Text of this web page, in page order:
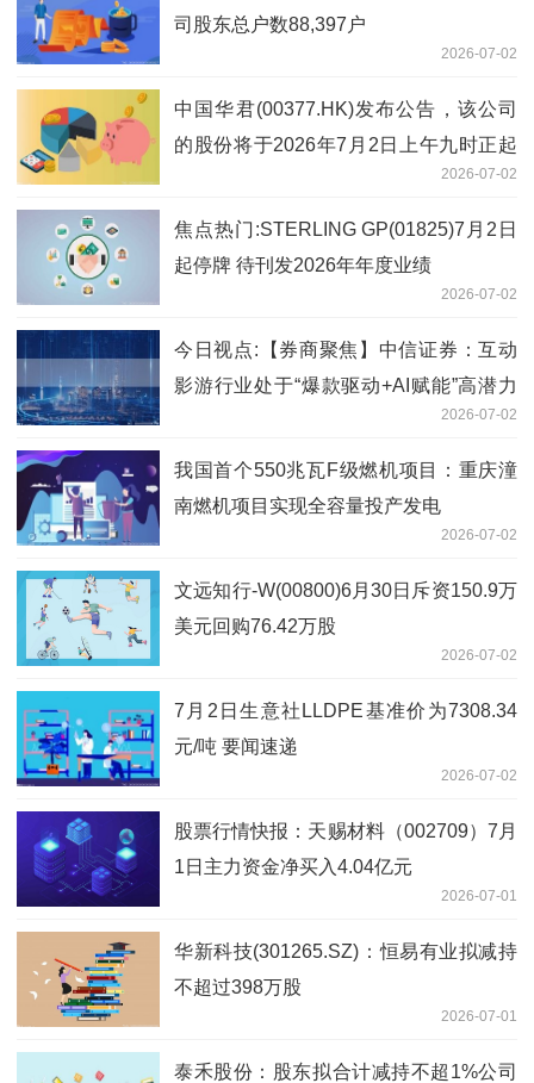
司股东总户数88,397户
2026-07-02
中国华君(00377.HK)发布公告，该公司
的股份将于2026年7月2日上午九时正起
2026-07-02
焦点热门:STERLING GP(01825)7月2日
起停牌 待刊发2026年年度业绩
2026-07-02
今日视点:【券商聚焦】中信证券：互动
影游行业处于“爆款驱动+AI赋能”高潜力
2026-07-02
我国首个550兆瓦F级燃机项目：重庆潼
南燃机项目实现全容量投产发电
2026-07-02
文远知行-W(00800)6月30日斥资150.9万
美元回购76.42万股
2026-07-02
7月2日生意社LLDPE基准价为7308.34
元/吨 要闻速递
2026-07-02
股票行情快报：天赐材料（002709）7月
1日主力资金净买入4.04亿元
2026-07-01
华新科技(301265.SZ)：恒易有业拟减持
不超过398万股
2026-07-01
泰禾股份：股东拟合计减持不超1%公司